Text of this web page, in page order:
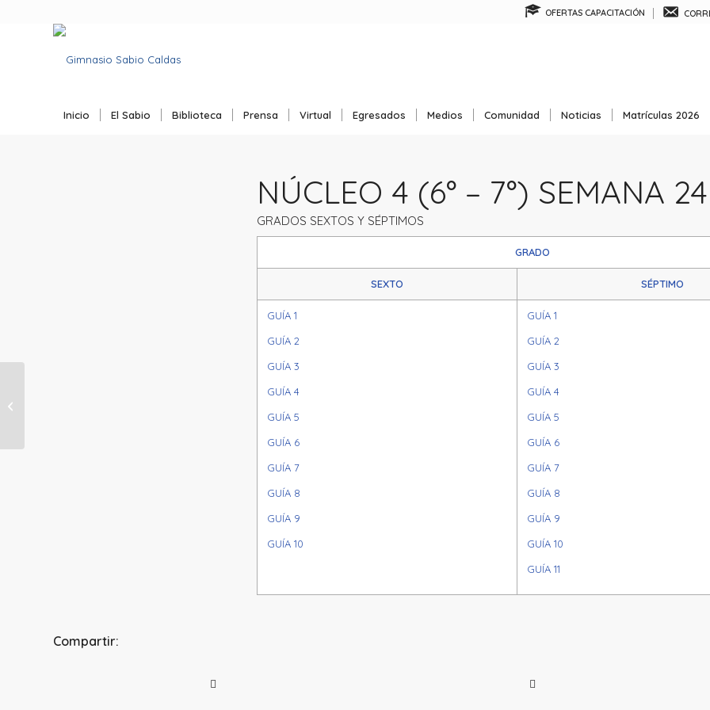
OFERTAS CAPACITACIÓN
Inicio El Sabio Biblioteca Prensa Virtual Egresados Medios Comunidad Noticias Matrículas 2026
NÚCLEO 4 (6° – 7°) SEMANA 24
GRADOS SEXTOS Y SÉPTIMOS
GRADO
SEXTO SÉPTIMO
GUÍA 1
GUÍA 2
GUÍA 3
GUÍA 4
GUÍA 5
GUÍA 6
GUÍA 7
GUÍA 8
GUÍA 9
GUÍA 10
GUÍA 1
GUÍA 2
GUÍA 3
GUÍA 4
GUÍA 5
GUÍA 6
GUÍA 7
GUÍA 8
GUÍA 9
GUÍA 10
GUÍA 11
Compartir: